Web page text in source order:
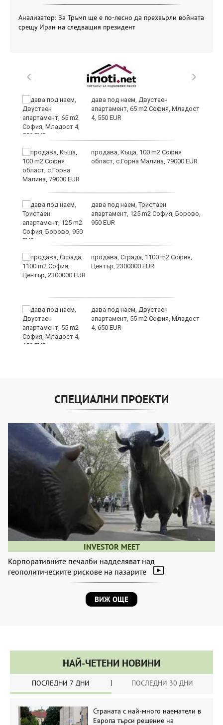
Анализатор: За Тръмп ще е по-лесно да прехвърли войната
срещу Иран на следващия президент
дава под наем, Двустаен
апартамент, 65 m2 София, Младост
4, 550 EUR
продава, Къща, 100 m2 София
област, с.Горна Малина, 79000 EUR
дава под наем, Тристаен
апартамент, 125 m2 София, Борово,
950 EUR
продава, Сграда, 1100 m2 София,
Център, 2300000 EUR
дава под наем, Двустаен
апартамент, 55 m2 София, Младост
4, 650 EUR
СПЕЦИАЛНИ ПРОЕКТИ
INVESTOR MEET
Корпоративните печалби надделяват над
геополитическите рискове на пазарите
ВИЖ ОЩЕ
НАЙ-ЧЕТЕНИ НОВИНИ
ПОСЛЕДНИ 7 ДНИ ПОСЛЕДНИ 30 ДНИ
Страната с най-много наематели в
Европа търси решение на